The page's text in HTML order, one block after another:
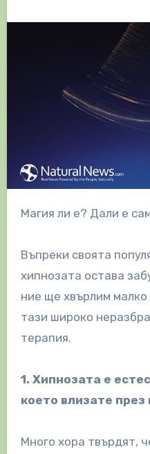
Магия ли е? Дали е
Въпреки своята
хипнозата остава
ние ще хвърлим
тази широко
терапия.
1. Хипнозата е
което влизате през
Много хора твърдят,